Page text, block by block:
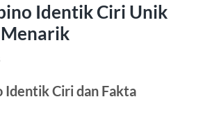
Identik Ciri Unik
Identik Ciri dan Fakta